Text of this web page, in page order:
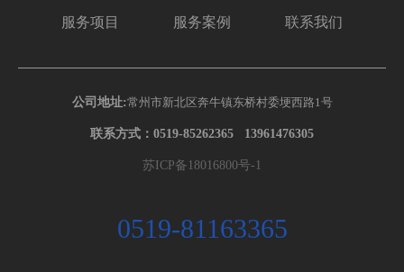
服务项目 服务案例 联系我们
公司地址:常州市新北区奔牛镇东桥村委埂西路1号
联系方式：0519-85262365 13961476305
苏ICP备18016800号-1
0519-81163365